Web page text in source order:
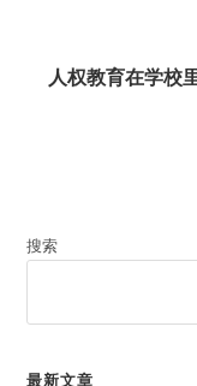
人权教育在学
搜索
最新文章